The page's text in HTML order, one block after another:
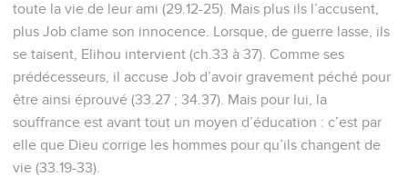
toute la vie de leur ami (29.12-25). Mais plus ils l’accusent,
plus Job clame son innocence. Lorsque, de guerre lasse, ils
se taisent, Elihou intervient (ch.33 à 37). Comme ses
prédécesseurs, il accuse Job d’avoir gravement péché pour
être ainsi éprouvé (33.27 ; 34.37). Mais pour lui, la
souffrance est avant tout un moyen d’éducation : c’est par
elle que Dieu corrige les hommes pour qu’ils changent de
vie (33.19-33).